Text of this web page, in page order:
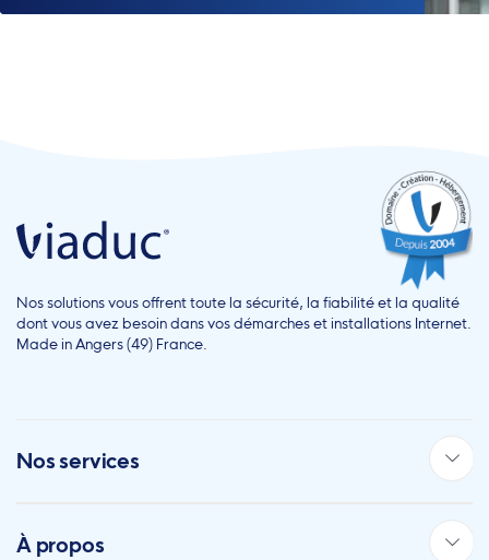
Nos solutions vous offrent toute la sécurité, la fiabilité et la qualité
dont vous avez besoin dans vos démarches et installations Internet.
Made in Angers (49) France.
Nos services
À propos